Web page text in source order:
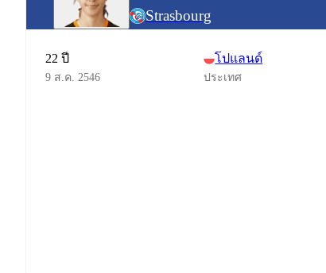
Strasbourg
22 ปี
9 ส.ค. 2546
โปแลนด์
ประเทศ